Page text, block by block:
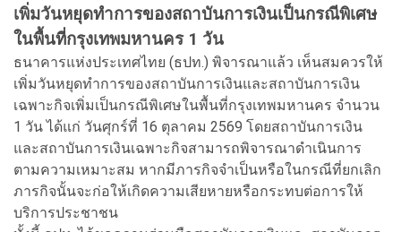
เพิ่มวันหยุดทำการของสถาบันการเงินเป็นกรณีพิเศษ
ในพื้นที่กรุงเทพมหานคร 1 วัน
ธนาคารแห่งประเทศไทย (ธปท.) พิจารณาแล้ว เห็นสมควรให้
เพิ่มวันหยุดทำการของสถาบันการเงินและสถาบันการเงิน
เฉพาะกิจเพิ่มเป็นกรณีพิเศษในพื้นที่กรุงเทพมหานคร จำนวน
1 วัน ได้แก่ วันศุกร์ที่ 16 ตุลาคม 2569 โดยสถาบันการเงิน
และสถาบันการเงินเฉพาะกิจสามารถพิจารณาดำเนินการ
ตามความเหมาะสม หากมีภารกิจจำเป็นหรือในกรณีที่ยกเลิก
ภารกิจนั้นจะก่อให้เกิดความเสียหายหรือกระทบต่อการให้
บริการประชาชน